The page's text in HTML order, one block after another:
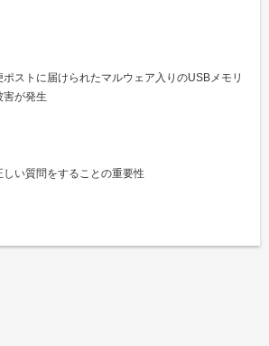
ポストに届けられたマルウェア入りのUSBメモリ
害が発生
しい質問をすることの重要性